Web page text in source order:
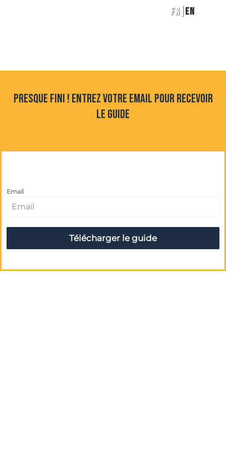
Presque fini ! Entrez votre email pour recevoir
le guide
Email
Télécharger le guide
FR|EN